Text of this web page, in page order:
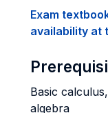
Exam
availability at
Basic
algebra